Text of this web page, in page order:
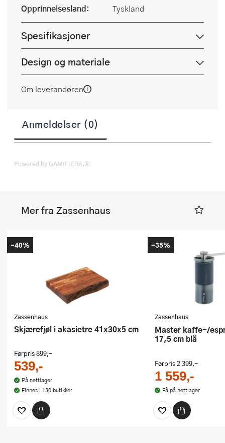
Opprinnelsesland: Tyskland
Spesifikasjoner
Design og materiale
Om leverandøren
Anmeldelser (0)
Powered by GAMIFIERA.®
Mer fra Zassenhaus
Zassenhaus
Skjærefjøl i akasietre 41x30x5 cm
Førpris899,-
539,-
På nettlager
Finnes i 130 butikker
-40%
Zassenhaus
Master kaffe-/espressokvern
17,5 cm blå
Førpris2 399,-
1 559,-
Få på nettlager
-35%